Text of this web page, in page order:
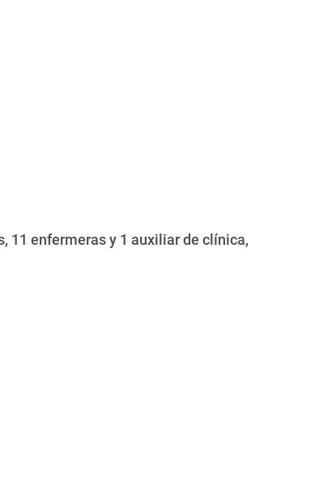
11 enfermeras y 1 auxiliar de clínica,